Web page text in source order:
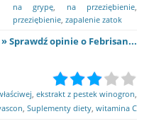
na grypę
na przeziębienie
przeziębienie zapalenie zatok
» Sprawdź opinie o Febrisan...
ekstrakt z pestek winogron
Suplementy diety witamina C